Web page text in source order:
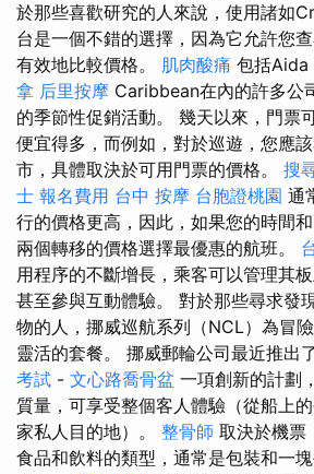
於那些喜歡研究的人來說，使用諸如
台是一個不錯的選擇，因為它允許您
有效地比較價格。 肌肉酸痛 包括Aida
拿 后里按摩 Caribbean在內的許多公
的季節性促銷活動。 幾天以來，門票
便宜得多，而例如，對於巡遊，您應
市，具體取決於可用門票的價格。 搜
士 報名費用 台中 按摩 台胞證桃園 通
行的價格更高，因此，如果您的時間
兩個轉移的價格選擇最優惠的航班。
用程序的不斷增長，乘客可以管理其
甚至參與互動體驗。 對於那些尋求發
物的人，挪威巡航系列（NCL）為冒
靈活的套餐。 挪威郵輪公司最近推出
考試 - 文心路喬骨盆 一項創新的計劃
質量，可享受整個客人體驗（從船上
家私人目的地）。 整骨師 取決於機票
食品和飲料的類型，通常是包裝和一